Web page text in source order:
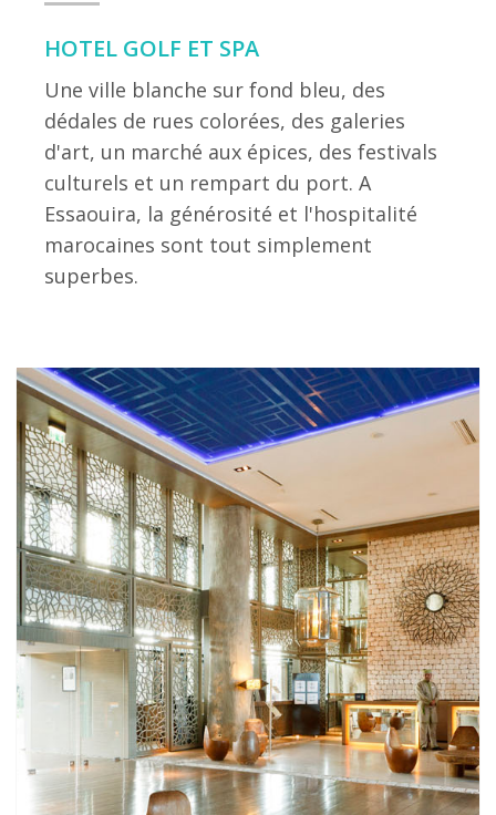
HOTEL GOLF ET SPA
Une ville blanche sur fond bleu, des
dédales de rues colorées, des galeries
d'art, un marché aux épices, des festivals
culturels et un rempart du port. A
Essaouira, la générosité et l'hospitalité
marocaines sont tout simplement
superbes.